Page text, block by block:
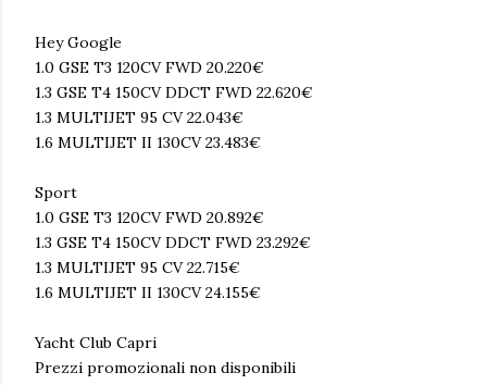
Hey Google
1.0 GSE T3 120CV FWD 20.220€
1.3 GSE T4 150CV DDCT FWD 22.620€
1.3 MULTIJET 95 CV 22.043€
1.6 MULTIJET II 130CV 23.483€
Sport
1.0 GSE T3 120CV FWD 20.892€
1.3 GSE T4 150CV DDCT FWD 23.292€
1.3 MULTIJET 95 CV 22.715€
1.6 MULTIJET II 130CV 24.155€
Yacht Club Capri
Prezzi promozionali non disponibili